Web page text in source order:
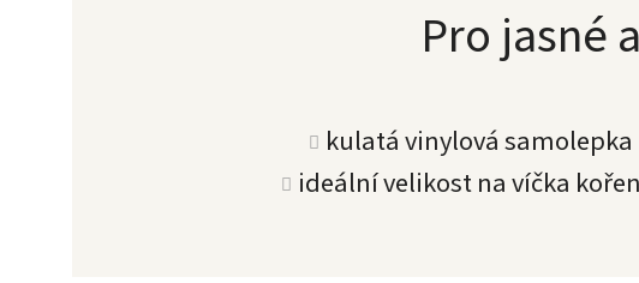
Pro jasné
kulatá vinylová
ideální velikost na víčka